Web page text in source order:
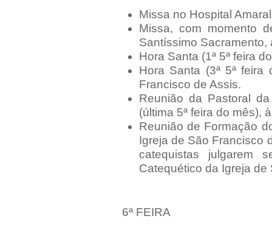
Missa no Hospital
Missa, com momento
Santíssimo
Hora Santa (1ª 5ª feira
Hora Santa (3ª 5ª
Francisco de Assis.
Reunião da Pastoral
(última 5ª feira do mês),
Reunião de Formação
Igreja de São Francisco
catequistas julgarem
Catequético da Igreja
6ª FEIRA